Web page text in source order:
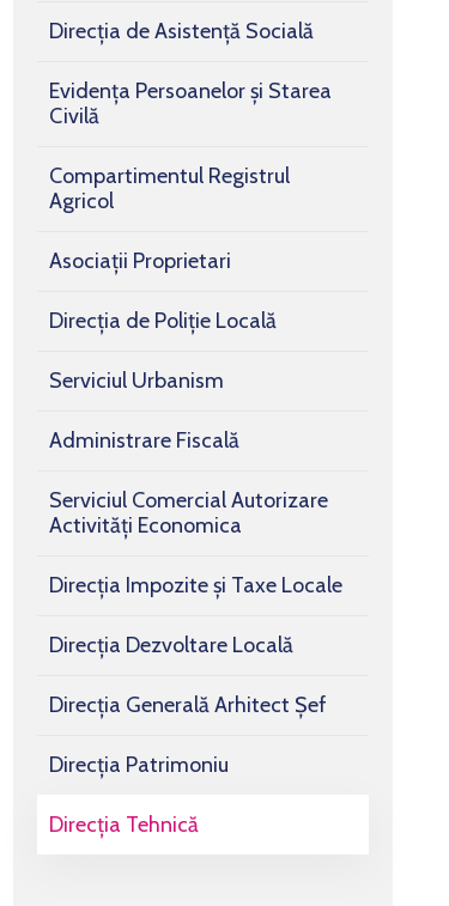
Direcția de Asistență Socială
Evidența Persoanelor și Starea
Civilă
Compartimentul Registrul
Agricol
Asociații Proprietari
Direcția de Poliție Locală
Serviciul Urbanism
Administrare Fiscală
Serviciul Comercial Autorizare
Activități Economica
Direcția Impozite și Taxe Locale
Direcția Dezvoltare Locală
Direcția Generală Arhitect Șef
Direcția Patrimoniu
Direcția Tehnică